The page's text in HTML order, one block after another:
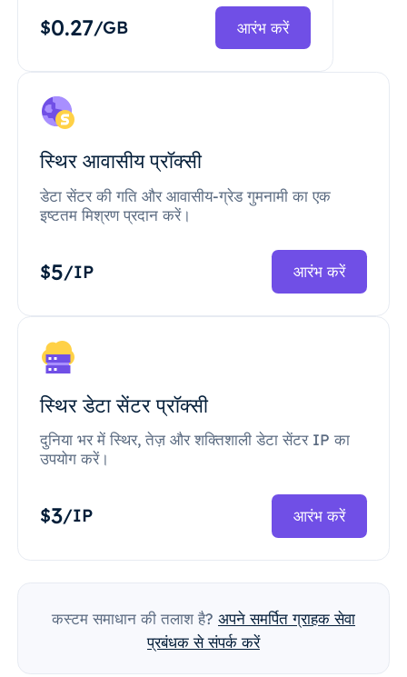
$0.27/GB आरंभ करें
स्थिर आवासीय प्रॉक्सी
डेटा सेंटर की गति और आवासीय-ग्रेड गुमनामी का एक
इष्टतम मिश्रण प्रदान करें।
$5/IP आरंभ करें
स्थिर डेटा सेंटर प्रॉक्सी
दुनिया भर में स्थिर, तेज़ और शक्तिशाली डेटा सेंटर IP का
उपयोग करें।
$3/IP आरंभ करें
कस्टम समाधान की तलाश है? अपने समर्पित ग्राहक सेवा
प्रबंधक से संपर्क करें